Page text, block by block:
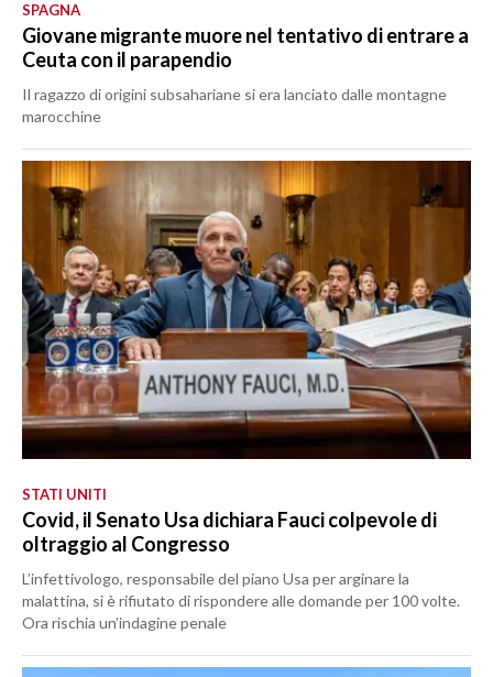
SPAGNA
Giovane migrante muore nel tentativo di entrare a
Ceuta con il parapendio
Il ragazzo di origini subsahariane si era lanciato dalle montagne
marocchine
STATI UNITI
Covid, il Senato Usa dichiara Fauci colpevole di
oltraggio al Congresso
L’infettivologo, responsabile del piano Usa per arginare la
malattina, si è rifiutato di rispondere alle domande per 100 volte.
Ora rischia un’indagine penale